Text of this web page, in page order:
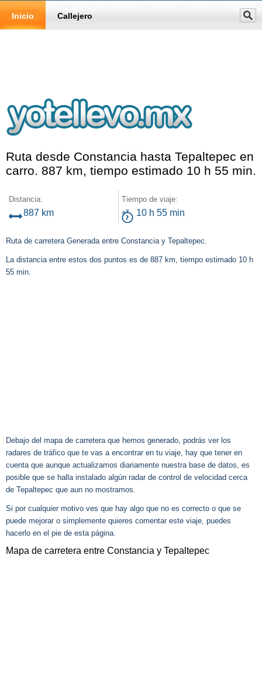
Inicio Callejero
Ruta desde Constancia hasta Tepaltepec en
carro. 887 km, tiempo estimado 10 h 55 min.
Distancia:
887 km
Tiempo de viaje:
10 h 55 min
Ruta de carretera Generada entre Constancia y Tepaltepec.
La distancia entre estos dos puntos es de 887 km, tiempo estimado 10 h
55 min.
Debajo del mapa de carretera que hemos generado, podrás ver los
radares de tráfico que te vas a encontrar en tu viaje, hay que tener en
cuenta que aunque actualizamos diariamente nuestra base de datos, es
posible que se halla instalado algún radar de control de velocidad cerca
de Tepaltepec que aun no mostramos.
Si por cualquier motivo ves que hay algo que no es correcto o que se
puede mejorar o simplemente quieres comentar este viaje, puedes
hacerlo en el pie de esta página.
Mapa de carretera entre Constancia y Tepaltepec